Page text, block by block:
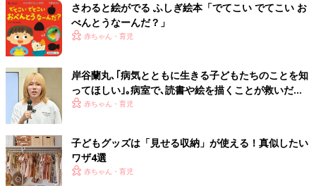
さわると絵がでる ふしぎ絵本「でてこい でてこい お
べんとうなーんだ？」
赤ちゃん・育児
岸谷蘭丸､｢病気とともに生きる子どもたちのことを知
ってほしい｣｡病室で､読書や絵を描くことが救いだっ
た自身の幼少期を経て…
赤ちゃん・育児
子どもグッズは「見せる収納」が使える！真似したい
ワザ4選
赤ちゃん・育児